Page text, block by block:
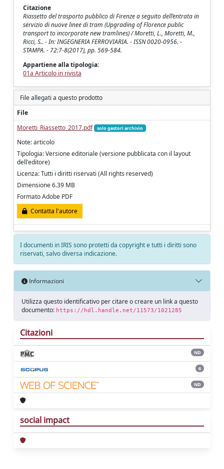
Citazione
Riassetto del trasporto pubblico di Firenze a seguito dell’entrata in
servizio di nuove linee di tram (Upgrading of Florence public
transport to incorporate new tramlines) / Moretti, L., Moretti, M.,
Ricci, S.. - In: INGEGNERIA FERROVIARIA. - ISSN 0020-0956. -
STAMPA. - 72:7-8(2017), pp. 569-584.
Appartiene alla tipologia:
01a Articolo in rivista
File allegati a questo prodotto
File
Moretti_Riassetto_2017.pdf
solo gestori archivio
Note: articolo
Tipologia: Versione editoriale (versione pubblicata con il layout
dell'editore)
Licenza: Tutti i diritti riservati (All rights reserved)
Dimensione 6.39 MB
Formato Adobe PDF
Contatta l'autore
I documenti in IRIS sono protetti da copyright e tutti i diritti sono
riservati, salvo diversa indicazione.
Informazioni
Utilizza questo identificativo per citare o creare un link a questo
documento: https://hdl.handle.net/11573/1021285
Citazioni
ND
6
ND
social impact